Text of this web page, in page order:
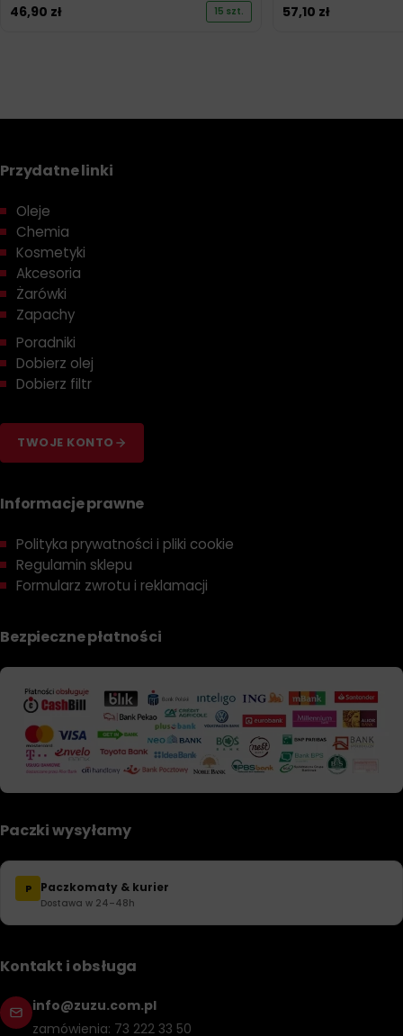
46,90 zł 15 szt. 57,10 zł
Przydatne linki
Oleje
Chemia
Kosmetyki
Akcesoria
Żarówki
Zapachy
Poradniki
Dobierz olej
Dobierz filtr
TWOJE KONTO
Informacje prawne
Polityka prywatności i pliki cookie
Regulamin sklepu
Formularz zwrotu i reklamacji
Bezpieczne płatności
Paczki wysyłamy
P Paczkomaty & kurier
Dostawa w 24–48h
Kontakt i obsługa
info@zuzu.com.pl
zamówienia: 73 222 33 50